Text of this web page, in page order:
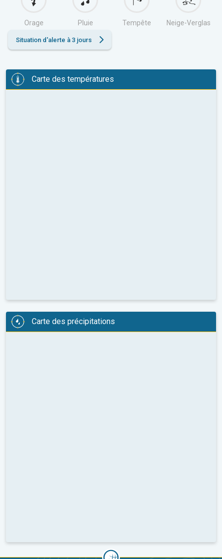
Orage Pluie Tempête Neige-Verglas
Situation d'alerte à 3 jours
Carte des températures
Carte des précipitations